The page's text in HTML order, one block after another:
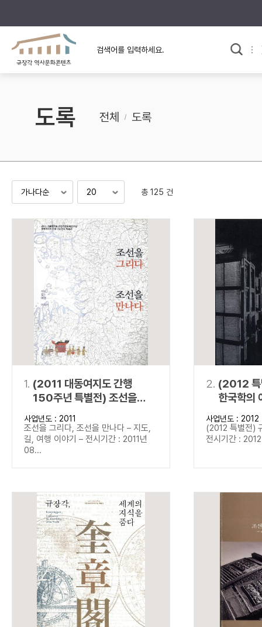
규장각의 어제와 오늘
규장각 소개영상
사료와 문학으로 본
고대
조선 후기
검색 연산자 사용안내
연산자
AND 정조 AND 정약용
“정조”와 “정약
색
OR 정조 OR 정약용 “정조” 또는 “
NOT 정조 NOT 정약용
“정조”가 나온
료를 검색
동시에 여러 개의 연산자를 사용할 수 있습니다.
도록 전체 도록
총 125 건
1. (2011 대동여지도 간행
150주년 특별전) 조선을
그리다, 조선을 만나다
사업년도 : 2011
조선을 그리다, 조선을 만나다 – 지도,
길, 여행 이야기 – 전시기간 : 2011년
08...
2. (2012 특
한국학의
사업년도 : 2012
(2012 특별전)
전시기간 :